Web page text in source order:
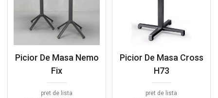
Picior De Masa Nemo
Fix
pret de lista
Picior De Masa Cross
H73
pret de lista